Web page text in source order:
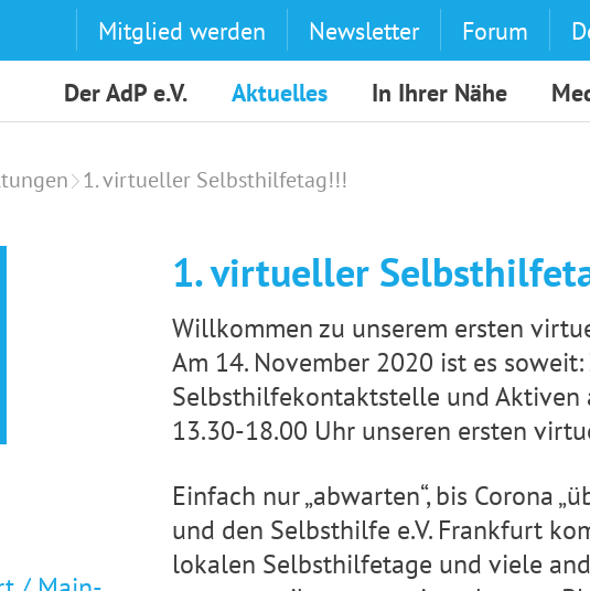
Mitglied werden Newsletter Forum
Der AdP e.V.
Aktuelles In Ihrer Nähe
1. virtueller Selbsthilfetag!!!
1. virtueller
Willkommen zu unserem ersten
Am 14. November 2020 ist es
Selbsthilfekontaktstelle und
13.30-18.00 Uhr unseren ersten
Einfach nur „abwarten“, bis Corona
und den Selbsthilfe e.V. Frankfurt
lokalen Selbsthilfetage und viele